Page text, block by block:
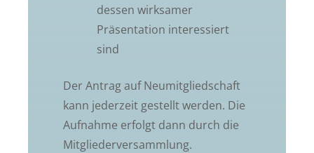
dessen wirksamer
Präsentation interessiert
sind
Der Antrag auf Neumitgliedschaft
kann jederzeit gestellt werden. Die
Aufnahme erfolgt dann durch die
Mitgliederversammlung.